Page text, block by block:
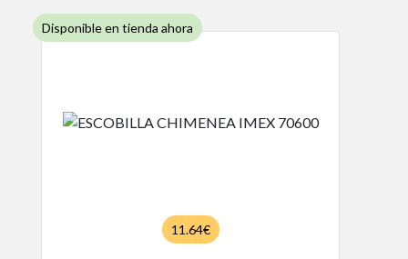
Disponible en tienda ahora
11.64€